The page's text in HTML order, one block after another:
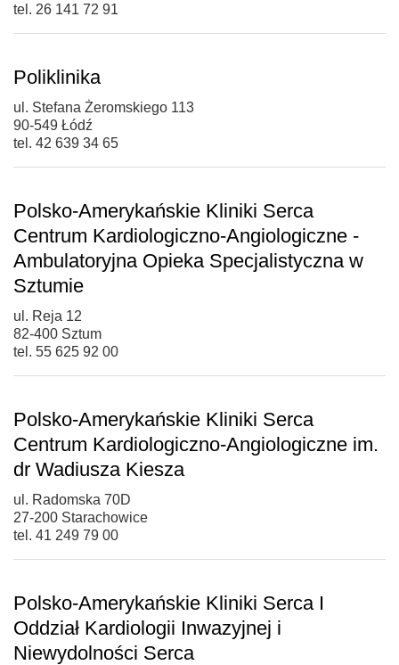
tel. 26 141 72 91
Poliklinika
ul. Stefana Żeromskiego 113
90-549 Łódź
tel. 42 639 34 65
Polsko-Amerykańskie Kliniki Serca
Centrum Kardiologiczno-Angiologiczne -
Ambulatoryjna Opieka Specjalistyczna w
Sztumie
ul. Reja 12
82-400 Sztum
tel. 55 625 92 00
Polsko-Amerykańskie Kliniki Serca
Centrum Kardiologiczno-Angiologiczne im.
dr Wadiusza Kiesza
ul. Radomska 70D
27-200 Starachowice
tel. 41 249 79 00
Polsko-Amerykańskie Kliniki Serca I
Oddział Kardiologii Inwazyjnej i
Niewydolności Serca